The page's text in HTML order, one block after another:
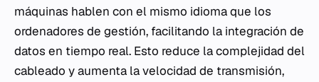
máquinas hablen con el mismo idioma que los
ordenadores de gestión, facilitando la integración de
datos en tiempo real. Esto reduce la complejidad del
cableado y aumenta la velocidad de transmisión,